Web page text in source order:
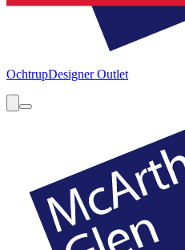
OchtrupDesigner Outlet